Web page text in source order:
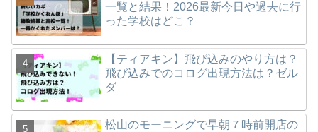
一覧と結果！2026最新今日や過去に行
った学校はどこ？
【ティアキン】飛び込みのやり方は？
飛び込みでのコログ出現方法は？ゼル
ダ
松山のモーニングで早朝７時前開店の